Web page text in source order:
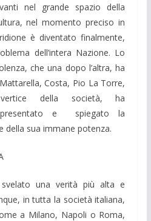
nel grande spazio della
nel momento preciso in
è diventato finalmente,
dell’intera Nazione. Lo
che una dopo l’altra, ha
Costa, Pio La Torre,
della società, ha
e spiegato la
della sua immane potenza.
una verità più alta e
in tutta la società italiana,
a Milano, Napoli o Roma,